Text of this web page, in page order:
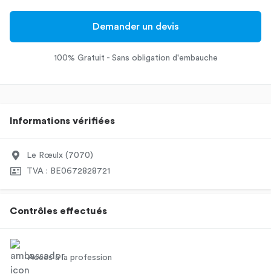
Demander un devis
100% Gratuit - Sans obligation d'embauche
Informations vérifiées
Le Rœulx (7070)
TVA : BE0672828721
Contrôles effectués
Accès à la profession